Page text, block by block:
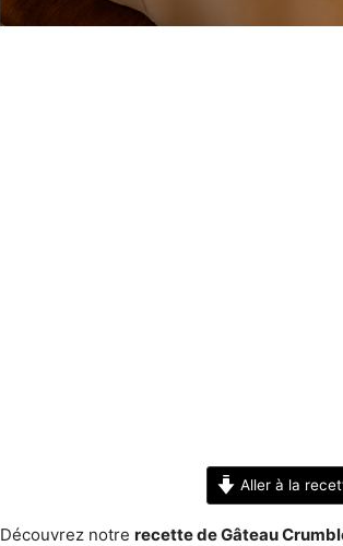
Aller à la
Découvrez notre recette de Gâteau